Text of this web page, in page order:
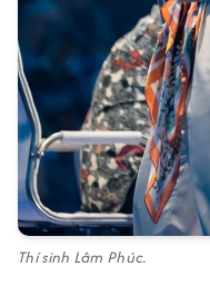
Thí sinh Lâm Phúc.